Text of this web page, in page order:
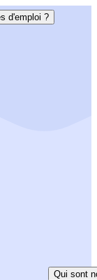
d'emploi ?
Qui sont